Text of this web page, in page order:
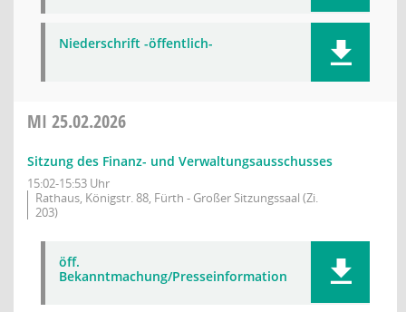
Niederschrift -öffentlich-
MI 25.02.2026
Sitzung des Finanz- und Verwaltungsausschusses
15:02-15:53 Uhr
Rathaus, Königstr. 88, Fürth - Großer Sitzungssaal (Zi.
203)
öff.
Bekanntmachung/Presseinformation